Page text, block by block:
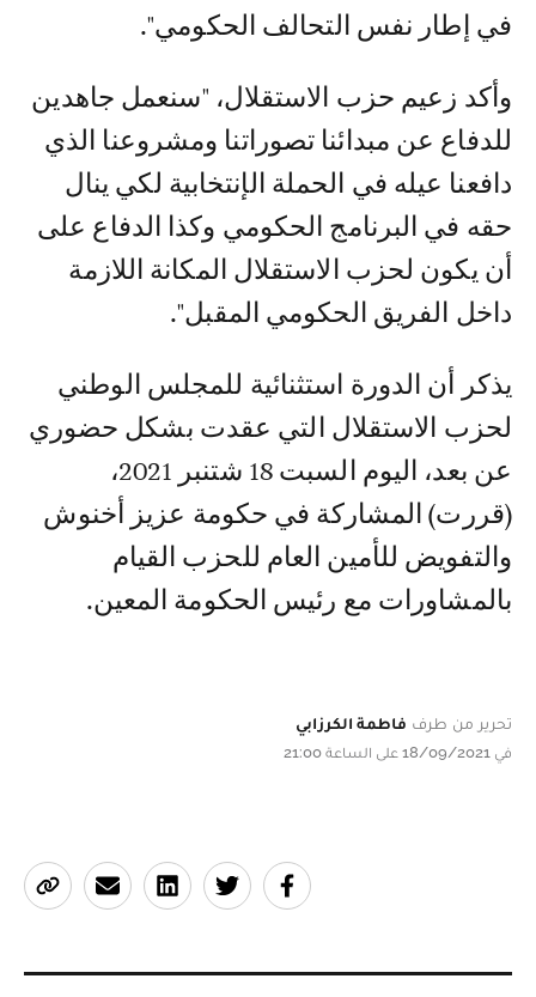
في إطار نفس التحالف الحكومي".
وأكد زعيم حزب الاستقلال، "سنعمل جاهدين
للدفاع عن مبدائنا تصوراتنا ومشروعنا الذي
دافعنا عيله في الحملة الإنتخابية لكي ينال
حقه في البرنامج الحكومي وكذا الدفاع على
أن يكون لحزب الاستقلال المكانة اللازمة
داخل الفريق الحكومي المقبل".
يذكر أن الدورة استثنائية للمجلس الوطني
لحزب الاستقلال التي عقدت بشكل حضوري
عن بعد، اليوم السبت 18 شتنبر 2021،
(قررت) المشاركة في حكومة عزيز أخنوش
والتفويض للأمين العام للحزب القيام
بالمشاورات مع رئيس الحكومة المعين.
تحرير من طرف فاطمة الكرزابي
في 18/09/2021 على الساعة 21:00